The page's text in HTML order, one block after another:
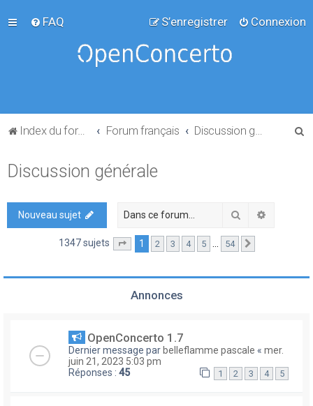
FAQ Connexion
S’enregistrer
Index du forum Forum français
Discussion générale
Nouveau sujet Rechercher
1347 sujets Page sur54
1 2 3 4 5 … 54
Annonces
OpenConcerto 1.7
Dernier message par belleflamme pascale « mer.
juin 21, 2023 5:03 pm
Réponses : 45 1 2 3 4 5